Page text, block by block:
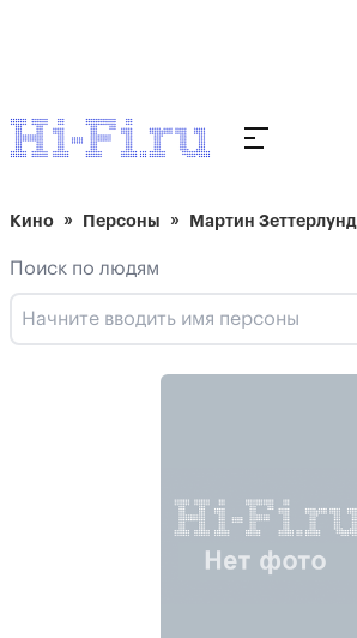
Кино Персоны Мартин Зеттерлунд
Поиск по людям